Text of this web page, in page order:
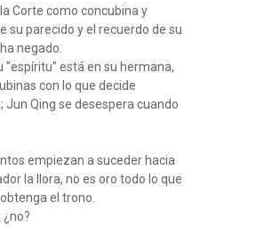
Corte como concubina y
su parecido y el recuerdo de su
negado.
"espíritu" está en su hermana,
con lo que decide
Jun Qing se desespera cuando
empiezan a suceder hacia
la llora, no es oro todo lo que
el trono.